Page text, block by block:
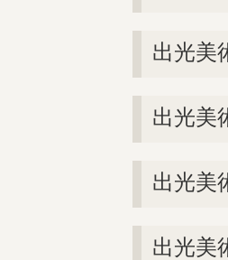
出光美
出光美
出光美
出光美